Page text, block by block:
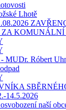
Lhotě
KOMUNÁLNÍ
MUDr. Róbert
14.5.2026
naší